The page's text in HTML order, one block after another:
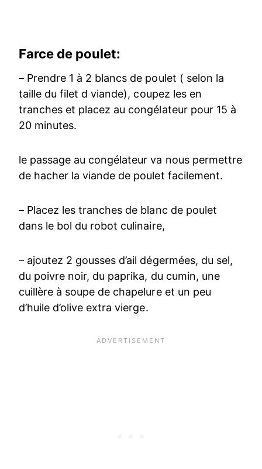
Farce de poulet:
– Prendre 1 à 2 blancs de poulet ( selon la
taille du filet d viande), coupez les en
tranches et placez au congélateur pour 15 à
20 minutes.
le passage au congélateur va nous permettre
de hacher la viande de poulet facilement.
– Placez les tranches de blanc de poulet
dans le bol du robot culinaire,
– ajoutez 2 gousses d’ail dégermées, du sel,
du poivre noir, du paprika, du cumin, une
cuillère à soupe de chapelure et un peu
d’huile d’olive extra vierge.